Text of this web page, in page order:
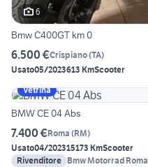
6
Bmw C400GT km 0
6.500 €Crispiano(TA)
Usato05/2023613 KmScooter
Vetrina
BMW CE 04 Abs
7.400 €Roma (RM)
Usato04/202315173 KmScooter
Rivenditore Bmw Motorrad Roma